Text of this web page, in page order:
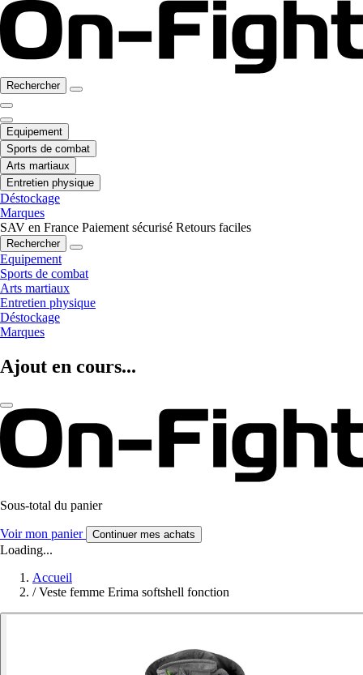
Rechercher
Equipement
Sports de combat
Arts martiaux
Entretien physique
Déstockage
Marques
SAV en France Paiement sécurisé Retours faciles
Rechercher
Equipement
Sports de combat
Arts martiaux
Entretien physique
Déstockage
Marques
Ajout en cours...
Sous-total du panier
Voir mon panier Continuer mes achats
Loading...
Accueil
/ Veste femme Erima softshell fonction